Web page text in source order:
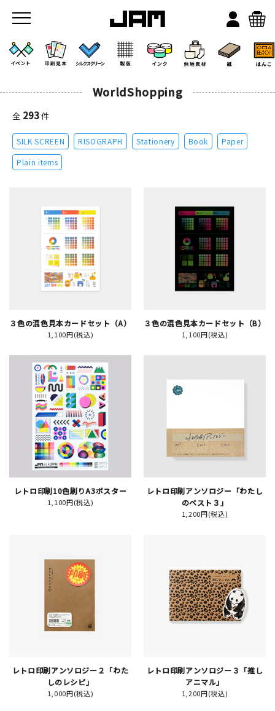
JAMのこと
シルクスクリーン
無地素材
はんこ
雑貨
台湾グッズ
おすすめ特集
WorldShopping
全 293件
SILK SCREEN RISOGRAPH Stationery Book
Paper
Plain items
３色の混色見本カードセット（A）
1,100円(税込)
３色の混色見本カードセット（B）
1,100円(税込)
レトロ印刷10色刷りA3ポスター
1,100円(税込)
レトロ印刷アンソロジー「わたし
のベスト３」
1,200円(税込)
レトロ印刷アンソロジー２「わた
しのレシピ」
1,000円(税込)
レトロ印刷アンソロジー３「推し
アニマル」
1,200円(税込)